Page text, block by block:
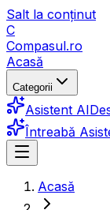
Salt la conținut
C
Compasul.ro
Acasă
Categorii
Asistent AI
Întreabă
Acasă